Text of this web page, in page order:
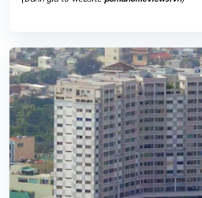
CHUNG CƯ H3 HOÀNG DIỆU
Dự án chung cư H3 Hoàng Diệu
đường Hoàng Diệu quan trọng
Từ đó giúp cư dân di ...
0 (0 đánh giá)
(Đánh giá từ websitepomahomeviews.vn)